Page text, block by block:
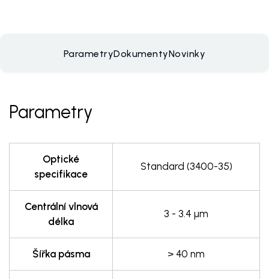
ParametryDokumentyNovinky
Parametry
Optické
specifikace
Standard (3400-35)
Centrální vlnová
délka
3 - 3.4 µm
Šířka pásma > 40 nm